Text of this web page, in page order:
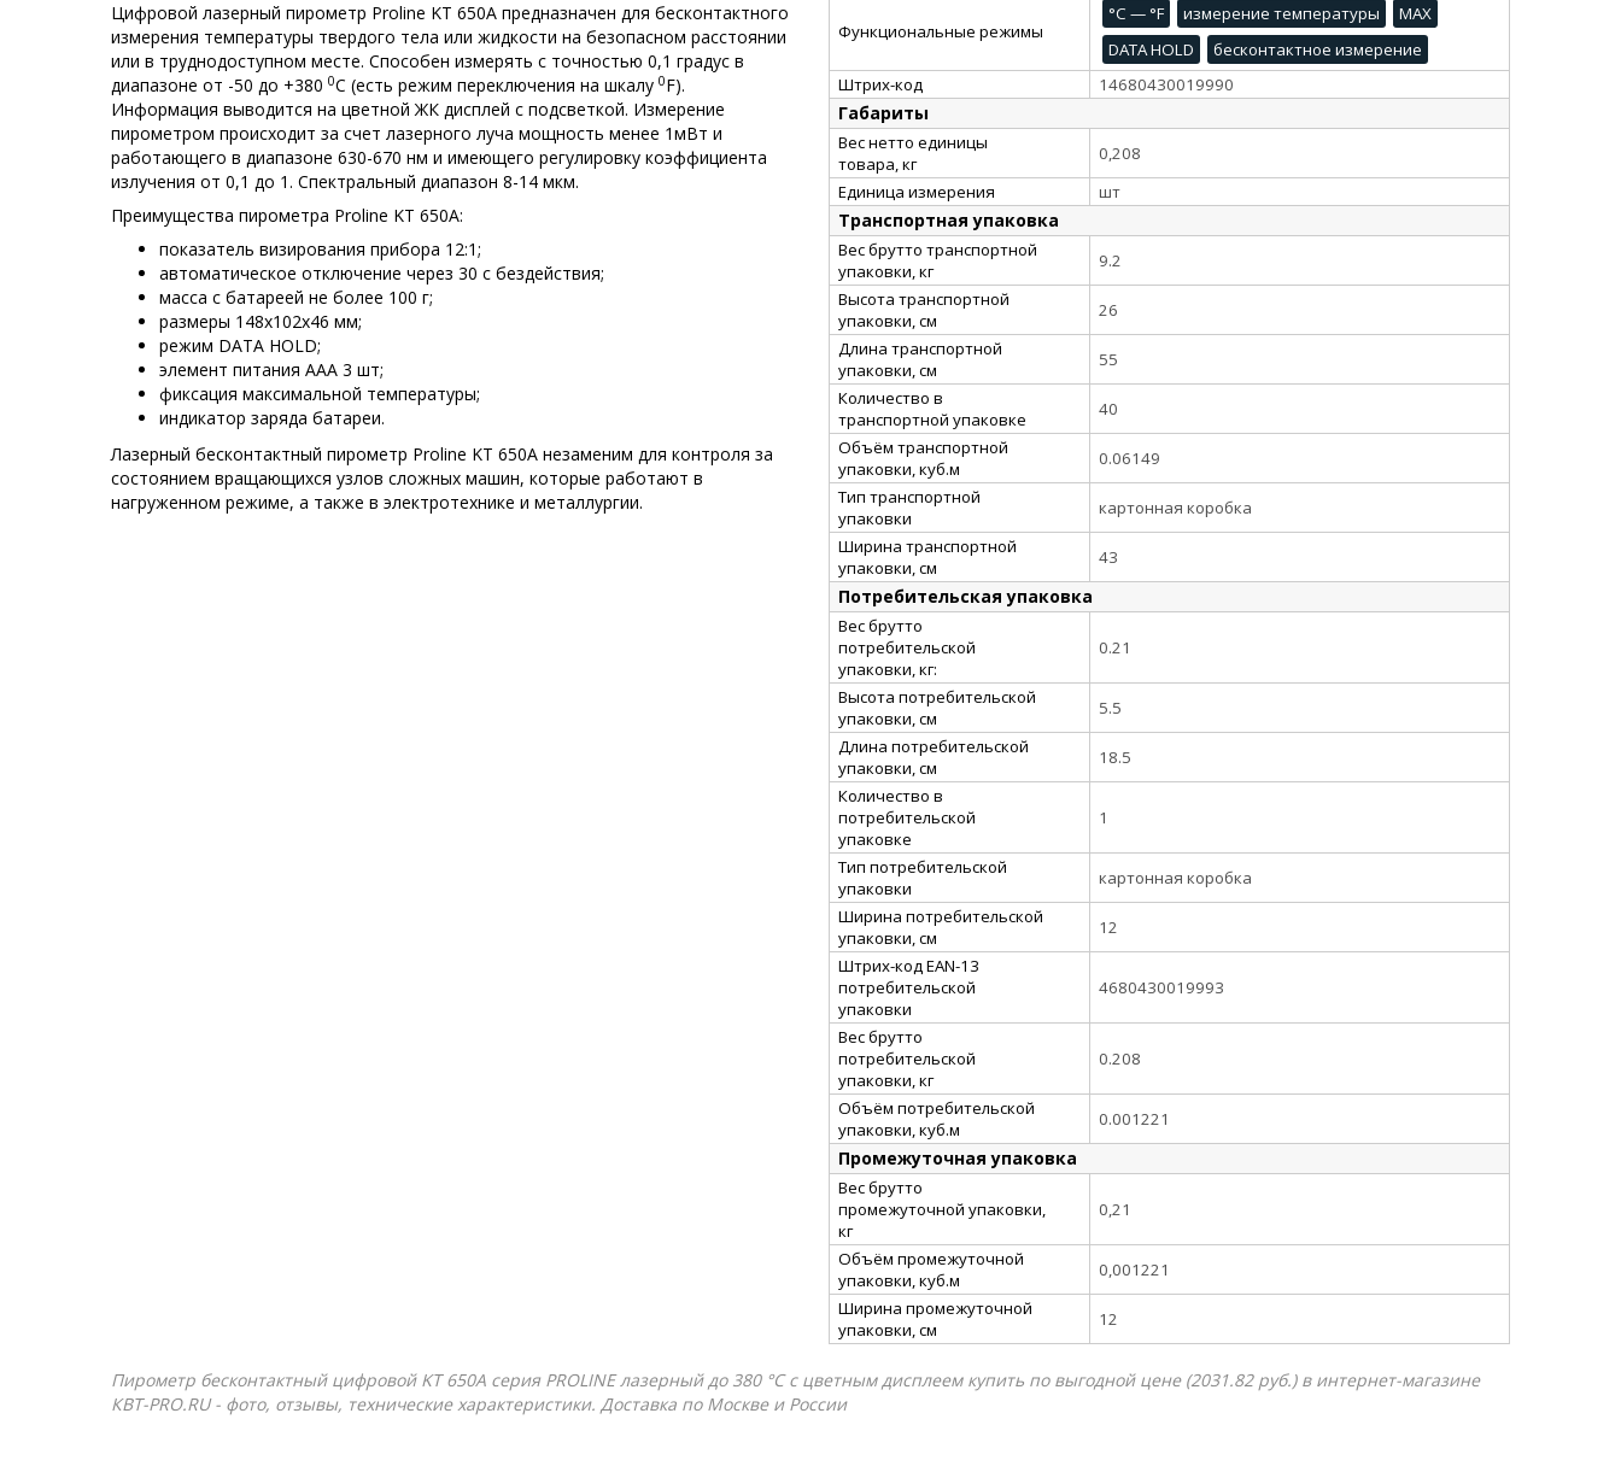
Цифровой лазерный пирометр Proline KT 650A предназначен для бесконтактного
измерения температуры твердого тела или жидкости на безопасном расстоянии
или в труднодоступном месте. Способен измерять с точностью 0,1 градус в
диапазоне от -50 до +380 0С (есть режим переключения на шкалу 0F).
Информация выводится на цветной ЖК дисплей с подсветкой. Измерение
пирометром происходит за счет лазерного луча мощность менее 1мВт и
работающего в диапазоне 630-670 нм и имеющего регулировку коэффициента
излучения от 0,1 до 1. Спектральный диапазон 8-14 мкм.
Преимущества пирометра Proline KT 650A:
показатель визирования прибора 12:1;
автоматическое отключение через 30 с бездействия;
масса с батареей не более 100 г;
размеры 148х102х46 мм;
режим DATA HOLD;
элемент питания ААА 3 шт;
фиксация максимальной температуры;
индикатор заряда батареи.
Лазерный бесконтактный пирометр Proline KT 650A незаменим для контроля за
состоянием вращающихся узлов сложных машин, которые работают в
нагруженном режиме, а также в электротехнике и металлургии.
Функциональные режимы
°C — °F измерение температуры
MAX
DATA HOLD
бесконтактное измерение
Штрих-код
14680430019990
Габариты
Вес нетто единицы
товара, кг
0,208
Единица измерения
шт
Транспортная упаковка
Вес брутто транспортной
упаковки, кг
9.2
Высота транспортной
упаковки, см
26
Длина транспортной
упаковки, см
55
Количество в
транспортной упаковке
40
Объём транспортной
упаковки, куб.м
0.06149
Тип транспортной
упаковки
картонная коробка
Ширина транспортной
упаковки, см
43
Потребительская упаковка
Вес брутто
потребительской
упаковки, кг:
0.21
Высота потребительской
упаковки, см
5.5
Длина потребительской
упаковки, см
18.5
Количество в
потребительской
упаковке
1
Тип потребительской
упаковки
картонная коробка
Ширина потребительской
упаковки, см
12
Штрих-код EAN-13
потребительской
упаковки
4680430019993
Вес брутто
потребительской
упаковки, кг
0.208
Объём потребительской
упаковки, куб.м
0.001221
Промежуточная упаковка
Вес брутто
промежуточной упаковки,
кг
0,21
Объём промежуточной
упаковки, куб.м
0,001221
Ширина промежуточной
упаковки, см
12
Пирометр бесконтактный цифровой KT 650A серия PROLINE лазерный до 380 °C с цветным дисплеем купить по выгодной цене (2031.82 руб.) в интернет-магазине
КВТ-PRO.RU - фото, отзывы, технические характеристики. Доставка по Москве и России